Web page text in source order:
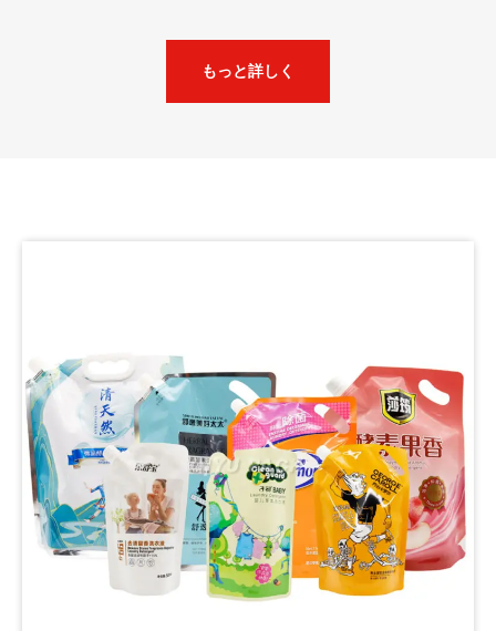
もっと詳しく